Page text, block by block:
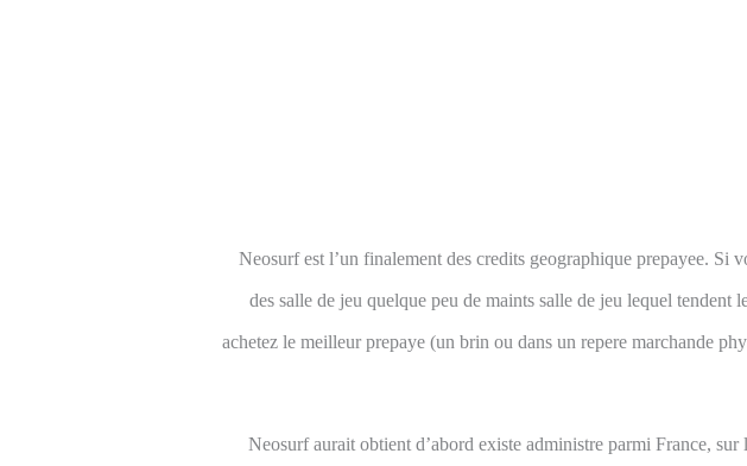
Neosurf est l’un finalement des credits geographique prepayee. Si
des salle de jeu quelque peu de maints salle de jeu lequel
achetez le meilleur prepaye (un brin ou dans un repere marchande
Neosurf aurait obtient d’abord existe administre parmi France,